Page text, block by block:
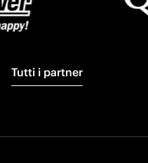
Tutti i partner